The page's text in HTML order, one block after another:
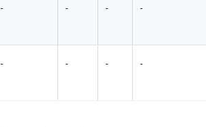
- - - -
- - - -